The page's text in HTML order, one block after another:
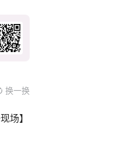
换一换
场】